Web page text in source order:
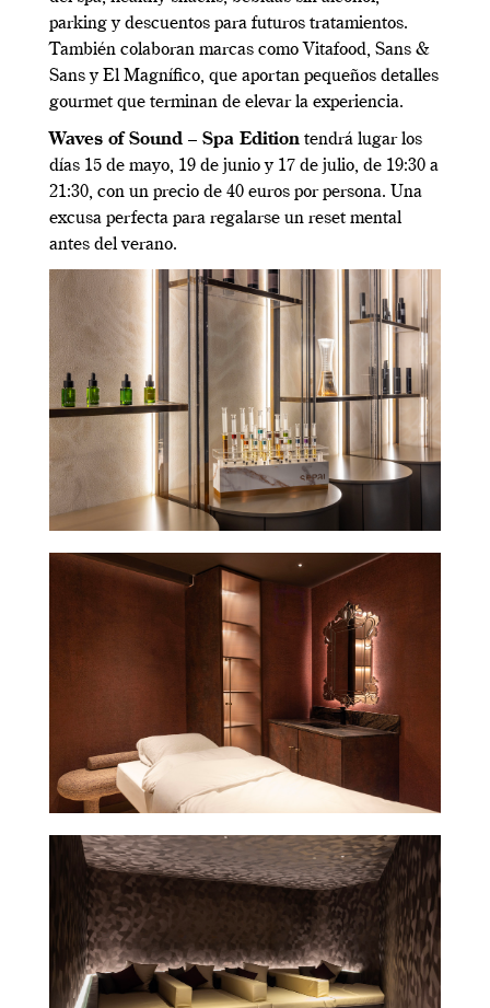
parking y descuentos para futuros tratamientos.
También colaboran marcas como Vitafood, Sans &
Sans y El Magnífico, que aportan pequeños detalles
gourmet que terminan de elevar la experiencia.
Waves of Sound – Spa Edition tendrá lugar los
días 15 de mayo, 19 de junio y 17 de julio, de 19:30 a
21:30, con un precio de 40 euros por persona. Una
excusa perfecta para regalarse un reset mental
antes del verano.